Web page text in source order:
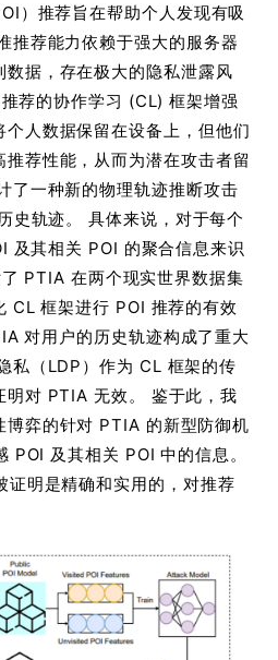
）推荐旨在帮助个人发现有吸
推荐能力依赖于强大的服务器
据，存在极大的隐私泄露风
荐的协作学习 (CL) 框架增强
人数据保留在设备上，但他们
荐性能，从而为潜在攻击者留
了一种新的物理轨迹推断攻击
史轨迹。 具体来说，对于每个
及其相关 POI 的聚合信息来识
PTIA 在两个现实世界数据集
CL 框架进行 POI 推荐的有效
对用户的历史轨迹构成了重大
私（LDP）作为 CL 框架的传
明对 PTIA 无效。 鉴于此，我
博弈的针对 PTIA 的新型防御机
POI 及其相关 POI 中的信息。
证明是精确和实用的，对推荐